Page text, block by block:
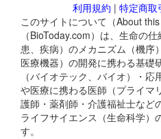
利用規約 | 特定商取
このサイトについて（About
（BioToday.com）は、生命の
患、疾病）のメカニズム（機序
医療機器）の開発に携わる基礎
（バイオテック、バイオ）・
や医療に携わる医師（プライマ
護師・薬剤師・介護福祉士など
ライフサイエンス（生命科学）
す。